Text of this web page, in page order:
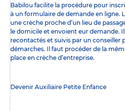
Babilou facilite la procédure pour
à un formulaire de demande en ligne.
une crèche proche d’un lieu de
le domicile et envoient eur demande.
recontactés et suivis par un conseiller
démarches. Il faut procéder de la
place en crèche d’entreprise.
Devenir Auxiliaire Petite Enfance